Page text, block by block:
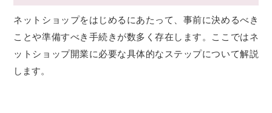
ネットショップをはじめるにあたって、事前に決めるべき
ことや準備すべき手続きが数多く存在します。ここではネ
ットショップ開業に必要な具体的なステップについて解説
します。